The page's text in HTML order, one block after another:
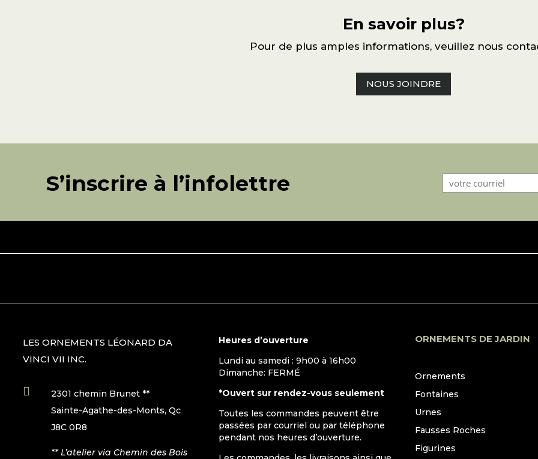
En savoir plus?
Pour de plus amples informations, veuillez nous
NOUS JOINDRE
S’inscrire à l’infolettre
LES ORNEMENTS LÉONARD DA
VINCI VII INC.

2301 chemin Brunet **
Sainte-Agathe-des-Monts, Qc
J8C 0R8
** L’atelier via Chemin des Bois
Heures d’ouverture
Lundi au samedi : 9h00 à 16h00
Dimanche: FERMÉ
*Ouvert sur rendez-vous seulement
Toutes les commandes peuvent être
passées par courriel ou par téléphone
pendant nos heures d’ouverture.
ORNEMENTS DE JARDIN
Ornements
Fontaines
Urnes
Fausses Roches
Figurines